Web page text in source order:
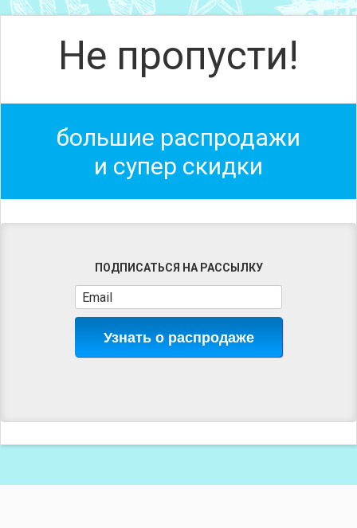
Не пропусти!
большие распродажи
и супер скидки
ПОДПИСАТЬСЯ НА РАССЫЛКУ
Узнать о распродаже